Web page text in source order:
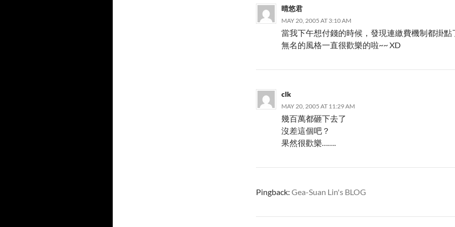
晴悠君
MAY 20, 2005 AT 3:10 AM
當我下午想付錢的時候，發現連繳費機制都掛點
無名的風格一直很歡樂的啦~~ XD
clk
MAY 20, 2005 AT 11:29 AM
幾百萬都砸下去了
沒差這個吧？
果然很歡樂…….
Pingback: Gea-Suan Lin's BLOG